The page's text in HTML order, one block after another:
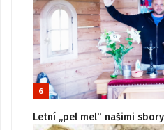
6
Letní „pel mel“ našimi